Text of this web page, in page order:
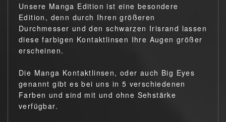
Unsere Manga Edition ist eine besondere
Edition, denn durch Ihren größeren
Durchmesser und den schwarzen Irisrand lassen
diese farbigen Kontaktlinsen Ihre Augen größer
erscheinen.
Die Manga Kontaktlinsen, oder auch Big Eyes
genannt gibt es bei uns in 5 verschiedenen
Farben und sind mit und ohne Sehstärke
verfügbar.